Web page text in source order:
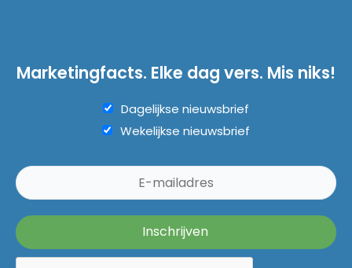
Marketingfacts. Elke dag vers. Mis niks!
Dagelijkse nieuwsbrief
Wekelijkse nieuwsbrief